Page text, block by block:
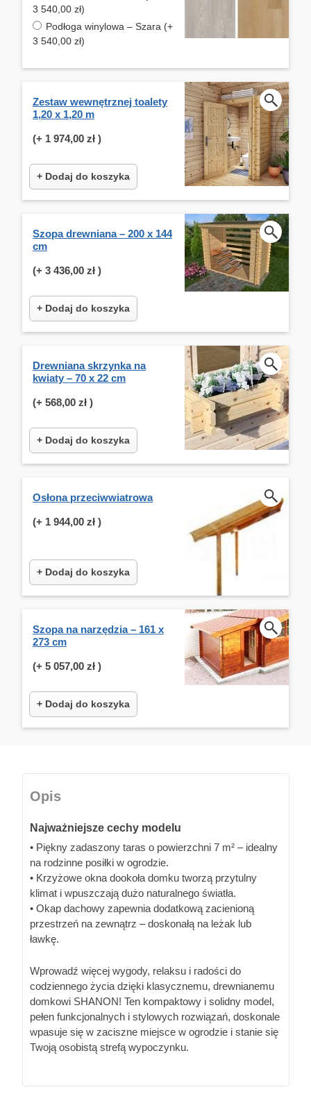
3 540,00 zł)
Podłoga winylowa – Szara (+
3 540,00 zł)
Zestaw wewnętrznej toalety
1,20 x 1,20 m
(+ 1 974,00 zł )
+ Dodaj do koszyka
Szopa drewniana – 200 x 144
cm
(+ 3 436,00 zł )
+ Dodaj do koszyka
Drewniana skrzynka na
kwiaty – 70 x 22 cm
(+ 568,00 zł )
+ Dodaj do koszyka
Osłona przeciwwiatrowa
(+ 1 944,00 zł )
+ Dodaj do koszyka
Szopa na narzędzia – 161 x
273 cm
(+ 5 057,00 zł )
+ Dodaj do koszyka
Opis
Najważniejsze cechy modelu
• Piękny zadaszony taras o powierzchni 7 m² – idealny
na rodzinne posiłki w ogrodzie.
• Krzyżowe okna dookoła domku tworzą przytulny
klimat i wpuszczają dużo naturalnego światła.
• Okap dachowy zapewnia dodatkową zacienioną
przestrzeń na zewnątrz – doskonałą na leżak lub
ławkę.
Wprowadź więcej wygody, relaksu i radości do
codziennego życia dzięki klasycznemu, drewnianemu
domkowi SHANON! Ten kompaktowy i solidny model,
pełen funkcjonalnych i stylowych rozwiązań, doskonale
wpasuje się w zaciszne miejsce w ogrodzie i stanie się
Twoją osobistą strefą wypoczynku.